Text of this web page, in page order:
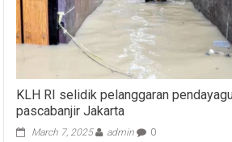
KLH RI selidik pelanggaran
pascabanjir Jakarta
March 7, 2025 admin 0